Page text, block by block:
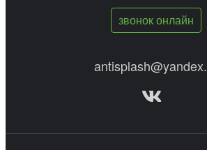
звонок онлайн